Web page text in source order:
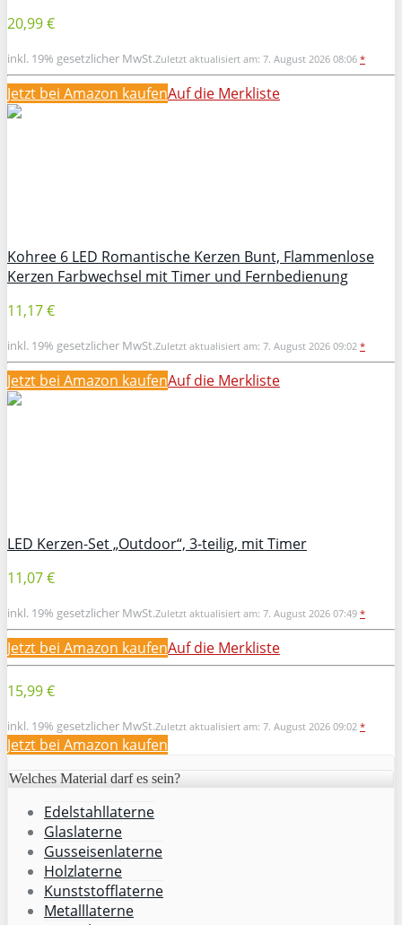
20,99 €
inkl. 19% gesetzlicher MwSt.Zuletzt aktualisiert am: 7. August 2026 08:06 *
Jetzt bei Amazon kaufenAuf die Merkliste
Kohree 6 LED Romantische Kerzen Bunt, Flammenlose
Kerzen Farbwechsel mit Timer und Fernbedienung
11,17 €
inkl. 19% gesetzlicher MwSt.Zuletzt aktualisiert am: 7. August 2026 09:02 *
Jetzt bei Amazon kaufenAuf die Merkliste
LED Kerzen-Set „Outdoor“, 3-teilig, mit Timer
11,07 €
inkl. 19% gesetzlicher MwSt.Zuletzt aktualisiert am: 7. August 2026 07:49 *
Jetzt bei Amazon kaufenAuf die Merkliste
15,99 €
inkl. 19% gesetzlicher MwSt.Zuletzt aktualisiert am: 7. August 2026 09:02 *
Jetzt bei Amazon kaufen
Welches Material darf es sein?
Edelstahllaterne
Glaslaterne
Gusseisenlaterne
Holzlaterne
Kunststofflaterne
Metalllaterne